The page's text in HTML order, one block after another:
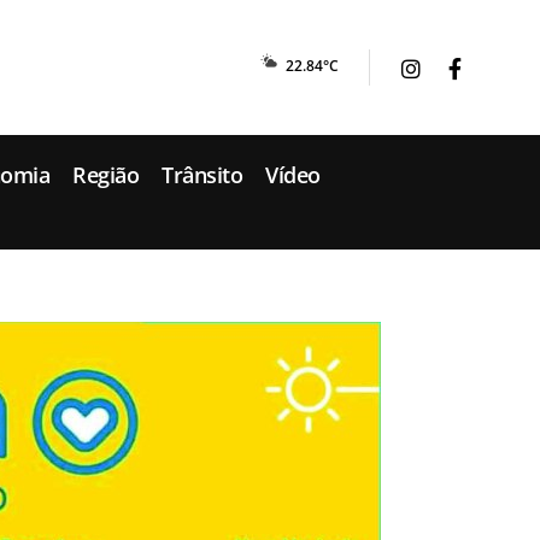
22.84°C
Região Trânsito
Vídeo